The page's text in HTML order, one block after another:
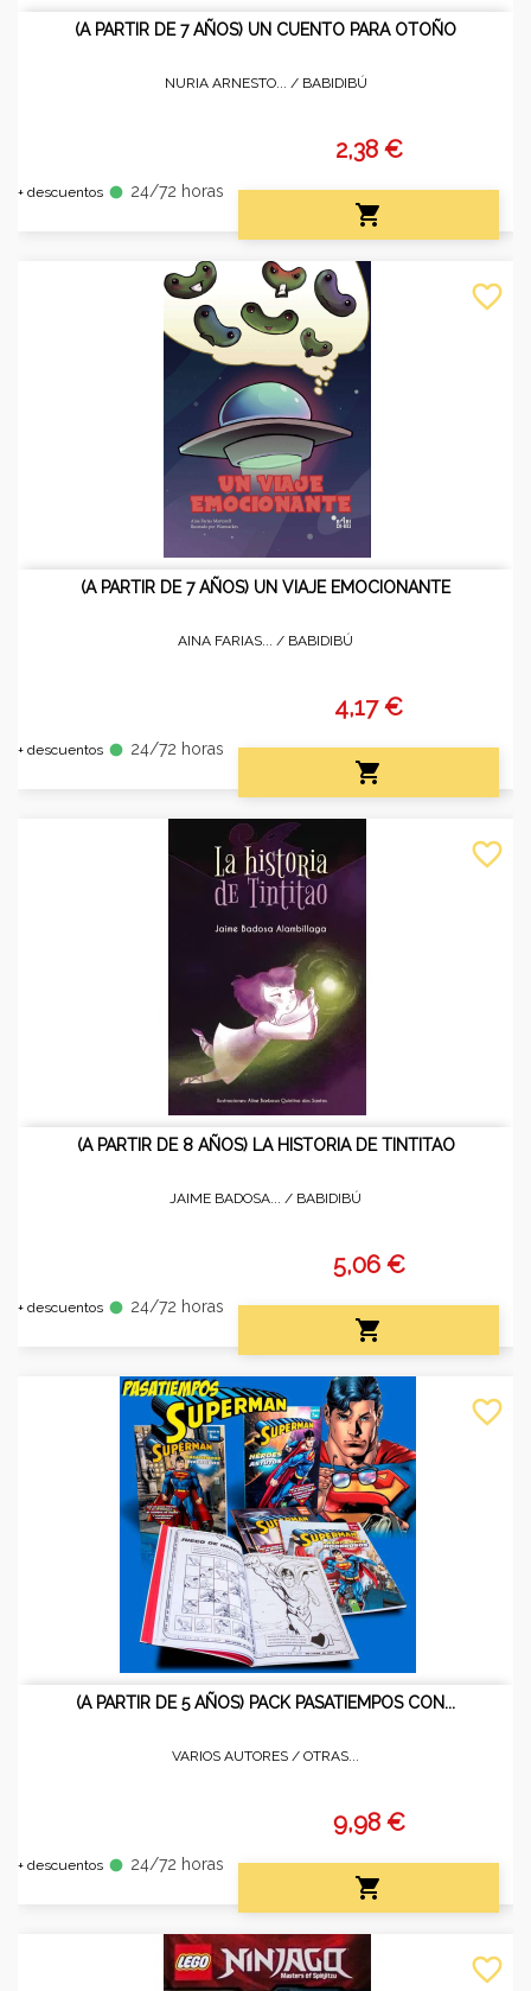
(A PARTIR DE 7 AÑOS) UN CUENTO PARA OTOÑO
NURIA ARNESTO... / BABIDIBÚ
+ descuentos fiber_manual_record 24/72 horas
2,38 €

(A PARTIR DE 7 AÑOS) UN VIAJE EMOCIONANTE
AINA FARIAS... / BABIDIBÚ
+ descuentos fiber_manual_record 24/72 horas
4,17 €

favorite_border
(A PARTIR DE 8 AÑOS) LA HISTORIA DE TINTITAO
JAIME BADOSA... / BABIDIBÚ
+ descuentos fiber_manual_record 24/72 horas
5,06 €

favorite_border
(A PARTIR DE 5 AÑOS) PACK PASATIEMPOS CON...
VARIOS AUTORES / OTRAS...
+ descuentos fiber_manual_record 24/72 horas
9,98 €

favorite_border
favorite_border